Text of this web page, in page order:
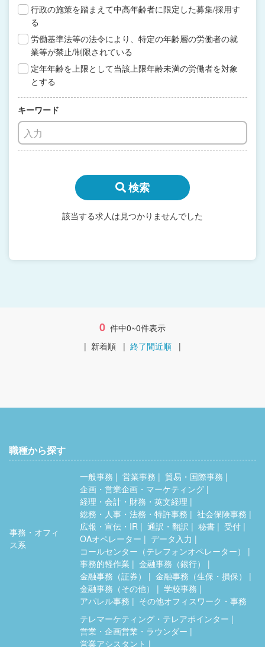
行政の施策を踏まえて中高年齢者に限定した募集/採用す
る
労働基準法等の法令により、特定の年齢層の労働者の就
業等が禁止/制限されている
定年年齢を上限として当該上限年齢未満の労働者を対象
とする
キーワード
検索
該当する求人は見つかりませんでした
0 件中0~0件表示
| 新着順 | 終了間近順 |
職種から探す
事務・オフィ
ス系
一般事務 営業事務
貿易・国際事務
企画・営業企画・マーケティング
経理・会計・財務・英文経理
総務・人事・法務・特許事務
社会保険事務
広報・宣伝・IR
通訳・翻訳 秘書
受付
OAオペレーター
データ入力
コールセンター（テレフォンオペレーター）
事務的軽作業
金融事務（銀行）
金融事務（証券）
金融事務（生保・損保）
金融事務（その他）
学校事務
アパレル事務
その他オフィスワーク・事務
テレマーケティング・テレアポインター
営業・企画営業・ラウンダー
営業アシスタント